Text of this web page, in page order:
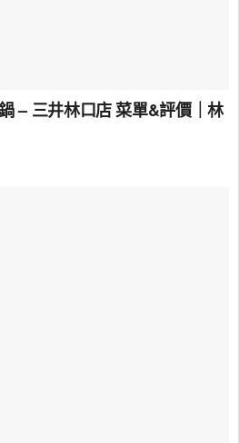
– 三井林口店 菜單&評價｜林